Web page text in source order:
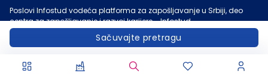
Sačuvajte pretragu
Poslovi Infostud vodeća platforma za zapošljavanje u Srbiji, deo
centra za zapošljavanje i razvoj karijere - Infostud.
©
Infostud rešenja d.o.o. Subotica
Poslovi.infostud.com
je vlasništvo Infostuda. Zabranjeno je njegovo
u druge svrhe, osim za lične potrebe posetilaca sajta.